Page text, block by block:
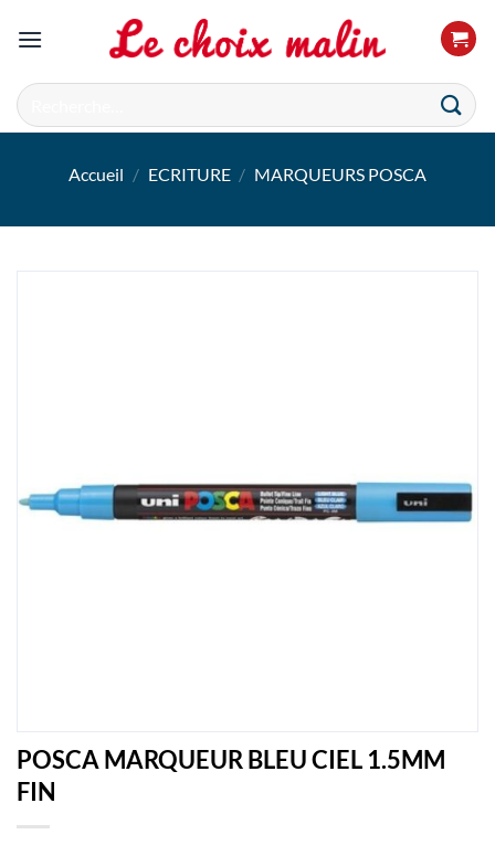
Recherche
pour :
Accueil / ECRITURE / MARQUEURS POSCA
POSCA MARQUEUR BLEU CIEL 1.5MM
FIN